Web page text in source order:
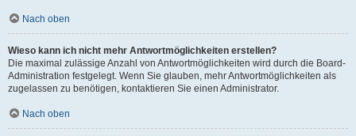
Nach oben
Wieso kann ich nicht mehr Antwortmöglichkeiten erstellen?
Die maximal zulässige Anzahl von Antwortmöglichkeiten wird durch die Board-
Administration festgelegt. Wenn Sie glauben, mehr Antwortmöglichkeiten als
zugelassen zu benötigen, kontaktieren Sie einen Administrator.
Nach oben